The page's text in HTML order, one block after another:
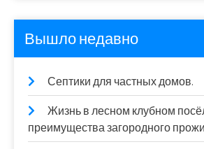
Вышло недавно
Септики для частных домов.
Жизнь в лесном клубном
преимущества загородного